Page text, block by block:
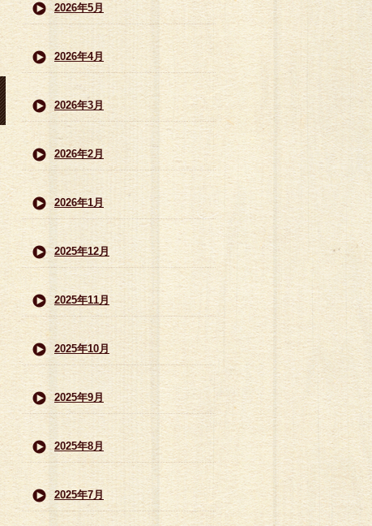
2026年5月
2026年4月
2026年3月
2026年2月
2026年1月
2025年12月
2025年11月
2025年10月
2025年9月
2025年8月
2025年7月